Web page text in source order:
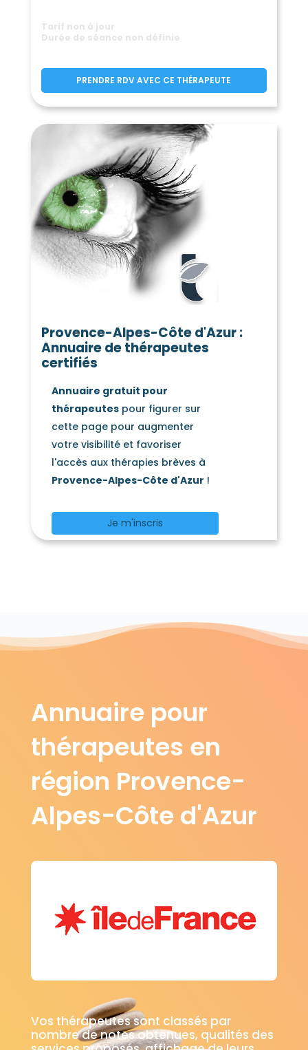
Tarif non à jour
Durée de séance non définie
PRENDRE RDV AVEC CE THÉRAPEUTE
Provence-Alpes-Côte d'Azur :
Annuaire de thérapeutes
certifiés
Annuaire gratuit pour
thérapeutespour figurer sur
cette page pour augmenter
votre visibilité et favoriser
l'accès aux thérapies brèves à
Provence-Alpes-Côte d'Azur !
Je m'inscris
Annuaire pour
thérapeutes en
région Provence-
Alpes-Côte d'Azur
Vos thérapeutes sont classés par
nombre de notes obtenues, qualités des